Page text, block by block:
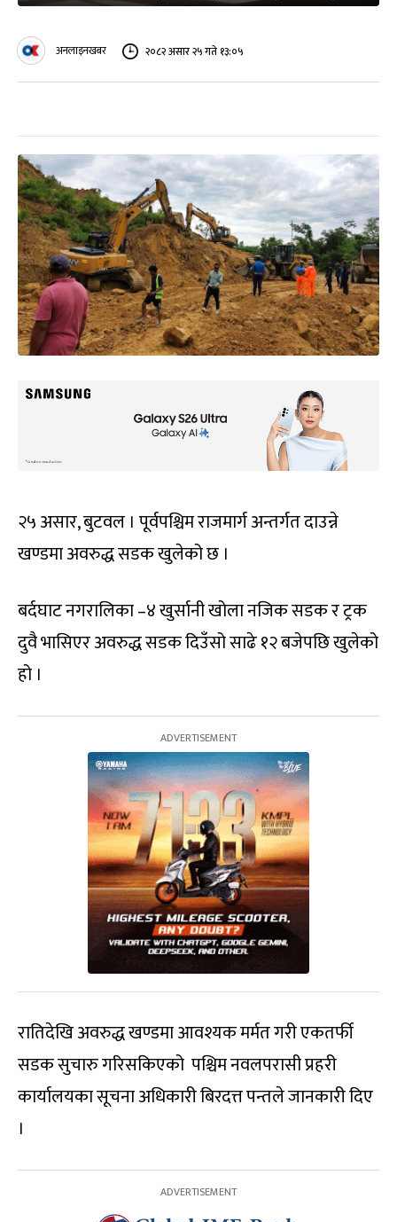
अनलाइनखबर २०८२ असार २५ गते १३:०५
२५ असार, बुटवल । पूर्वपश्चिम राजमार्ग अन्तर्गत दाउन्ने
खण्डमा अवरुद्ध सडक खुलेको छ ।
बर्दघाट नगरालिका –४ खुर्सानी खोला नजिक सडक र ट्रक
दुवै भासिएर अवरुद्ध सडक दिउँसो साढे १२ बजेपछि खुलेको
हो ।
रातिदेखि अवरुद्ध खण्डमा आवश्यक मर्मत गरी एकतर्फी
सडक सुचारु गरिसकिएको पश्चिम नवलपरासी प्रहरी
कार्यालयका सूचना अधिकारी बिरदत्त पन्तले जानकारी दिए
।